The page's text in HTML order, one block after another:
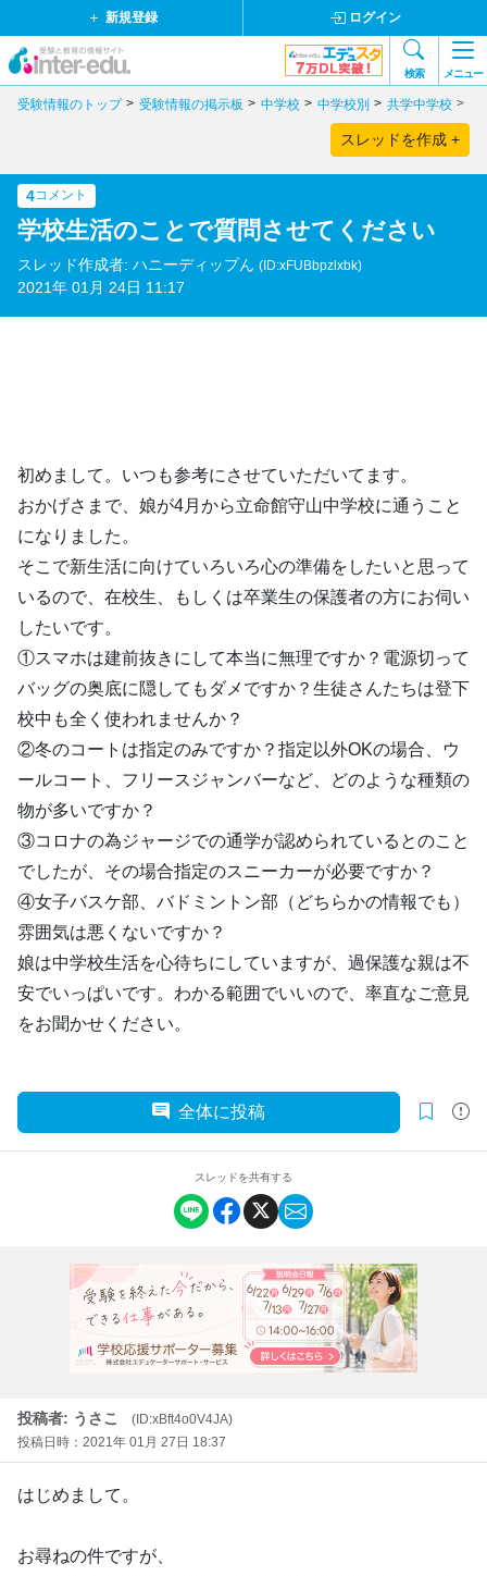
新規登録 ログイン
検索 メニュー
受験情報のトップ 受験情報の掲示板 中学校 中学校別 共学中学校
スレッドを作成 +
4コメント
学校生活のことで質問させてください
スレッド作成者: ハニーディップん (ID:xFUBbpzlxbk)
2021年 01月 24日 11:17
初めまして。いつも参考にさせていただいてます。
おかげさまで、娘が4月から立命館守山中学校に通うこと
になりました。
そこで新生活に向けていろいろ心の準備をしたいと思って
いるので、在校生、もしくは卒業生の保護者の方にお伺い
したいです。
①スマホは建前抜きにして本当に無理ですか？電源切って
バッグの奥底に隠してもダメですか？生徒さんたちは登下
校中も全く使われませんか？
②冬のコートは指定のみですか？指定以外OKの場合、ウ
ールコート、フリースジャンバーなど、どのような種類の
物が多いですか？
③コロナの為ジャージでの通学が認められているとのこと
でしたが、その場合指定のスニーカーが必要ですか？
④女子バスケ部、バドミントン部（どちらかの情報でも）
雰囲気は悪くないですか？
娘は中学校生活を心待ちにしていますが、過保護な親は不
安でいっぱいです。わかる範囲でいいので、率直なご意見
をお聞かせください。
全体に投稿
スレッドを共有する
投稿者: うさこ
(ID:xBft4o0V4JA)
投稿日時：2021年 01月 27日 18:37
はじめまして。
お尋ねの件ですが、